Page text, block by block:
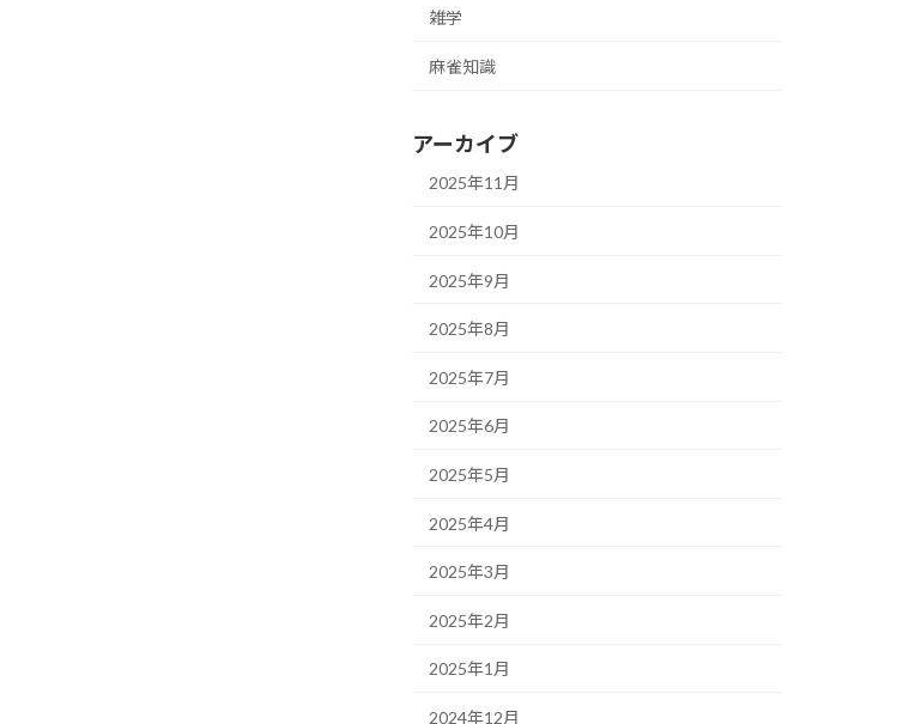
雑学
麻雀知識
アーカイブ
2025年11月
2025年10月
2025年9月
2025年8月
2025年7月
2025年6月
2025年5月
2025年4月
2025年3月
2025年2月
2025年1月
2024年12月